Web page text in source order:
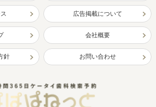
広告掲載について
会社概要
針 お問い合わせ